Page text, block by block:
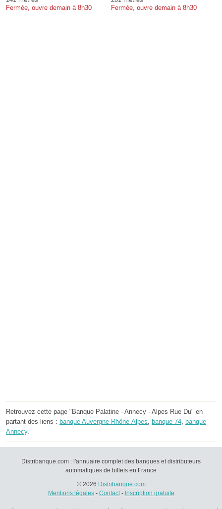
Fermée, ouvre demain à 8h30
Fermée, ouvre demain à 8h30
Retrouvez cette page "Banque Palatine - Annecy - Alpes Rue Du" en
partant des liens : banque Auvergne-Rhône-Alpes banque 74
banque
Annecy.
Distribanque.com : l'annuaire complet des banques et distributeurs
automatiques de billets en France
© 2026 Distribanque.com
Mentions légales- Contact- Inscription gratuite